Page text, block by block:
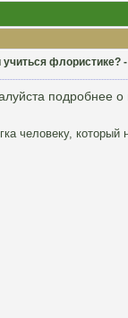
учиться флористике?
подробнее о
человеку,